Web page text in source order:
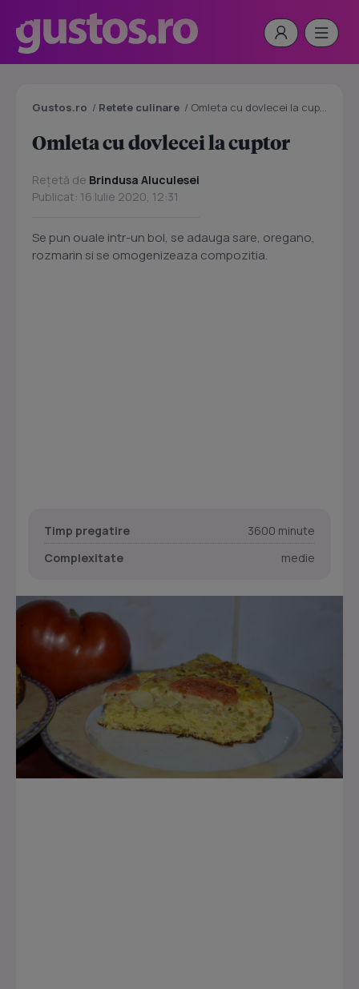
Gustos.ro / Retete culinare / Omleta cu dovlecei la cuptor
Omleta cu dovlecei la cuptor
Rețetă de Brindusa Aluculesei
Publicat: 16 Iulie 2020, 12:31
Se pun ouale intr-un bol, se adauga sare, oregano,
rozmarin si se omogenizeaza compozitia.
Timp pregatire
3600 minute
Complexitate
medie